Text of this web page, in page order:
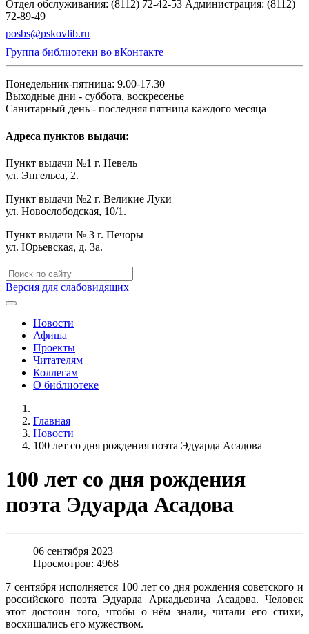
Отдел обслуживания: (8112) 72-42-53 Администрация: (8112)
72-89-49
posbs@pskovlib.ru
Группа библиотеки во вКонтакте
Понедельник-пятница: 9.00-17.30
Выходные дни - суббота, воскресенье
Санитарный день - последняя пятница каждого месяца
Адреса пунктов выдачи:
Пункт выдачи №1 г. Невель
ул. Энгельса, 2.
Пункт выдачи №2 г. Великие Луки
ул. Новослободская, 10/1.
Пункт выдачи № 3 г. Печоры
ул. Юрьевская, д. 3а.
Версия для слабовидящих
Новости
Афиша
Проекты
Читателям
Коллегам
О библиотеке
Главная
Новости
100 лет со дня рождения поэта Эдуарда Асадова
100 лет со дня рождения
поэта Эдуарда Асадова
06 сентября 2023
Просмотров: 4968
7 сентября исполняется 100 лет со дня рождения советского и
российского поэта Эдуарда Аркадьевича Асадова. Человек
этот достоин того, чтобы о нём знали, читали его стихи,
восхищались его мужеством.